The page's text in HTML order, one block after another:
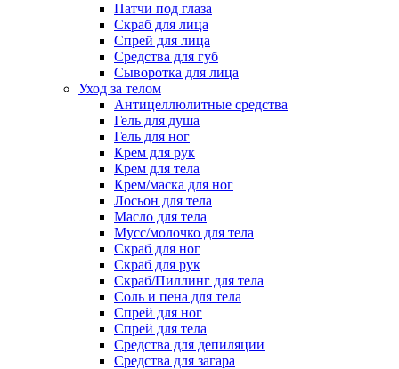
Патчи под глаза
Скраб для лица
Спрей для лица
Средства для губ
Сыворотка для лица
Уход за телом
Антицеллюлитные средства
Гель для душа
Гель для ног
Крем для рук
Крем для тела
Крем/маска для ног
Лосьон для тела
Масло для тела
Мусс/молочко для тела
Скраб для ног
Скраб для рук
Скраб/Пиллинг для тела
Соль и пена для тела
Спрей для ног
Спрей для тела
Средства для депиляции
Средства для загара